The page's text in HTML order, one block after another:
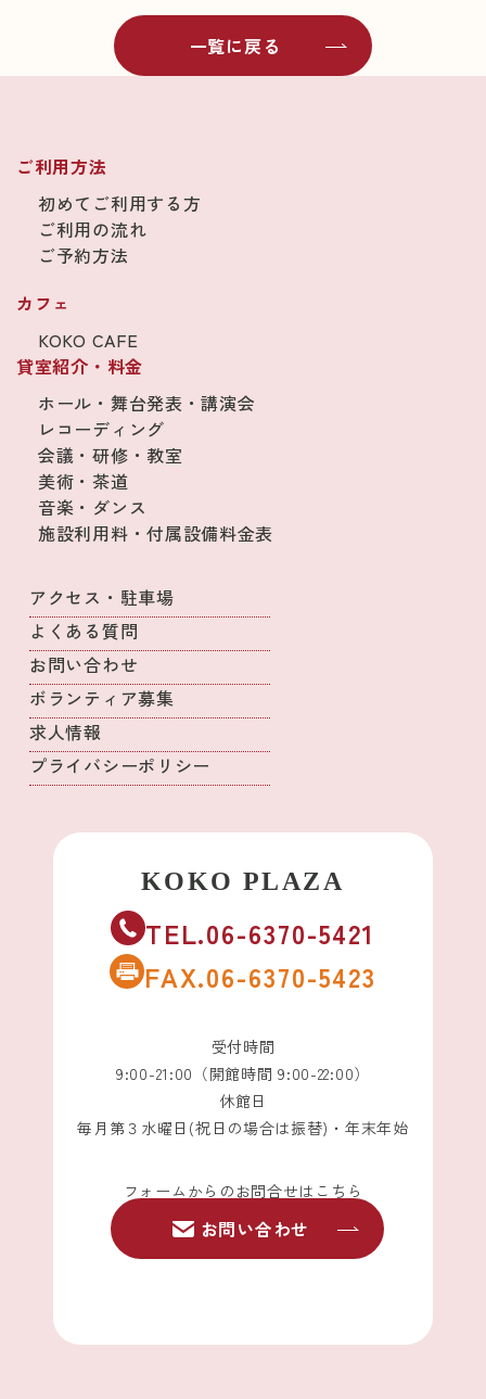
一覧に戻る
ご利用方法
初めてご利用する方
ご利用の流れ
ご予約方法
カフェ
KOKO CAFE
貸室紹介・料金
ホール・舞台発表・講演会
レコーディング
会議・研修・教室
美術・茶道
音楽・ダンス
施設利用料・付属設備料金表
アクセス・駐車場
よくある質問
お問い合わせ
ボランティア募集
求人情報
プライバシーポリシー
TEL.06-6370-5421
FAX.06-6370-5423
受付時間
9:00-21:00（開館時間 9:00-22:00）
休館日
毎月第３水曜日(祝日の場合は振替)・年末年始
フォームからのお問合せはこちら
お問い合わせ